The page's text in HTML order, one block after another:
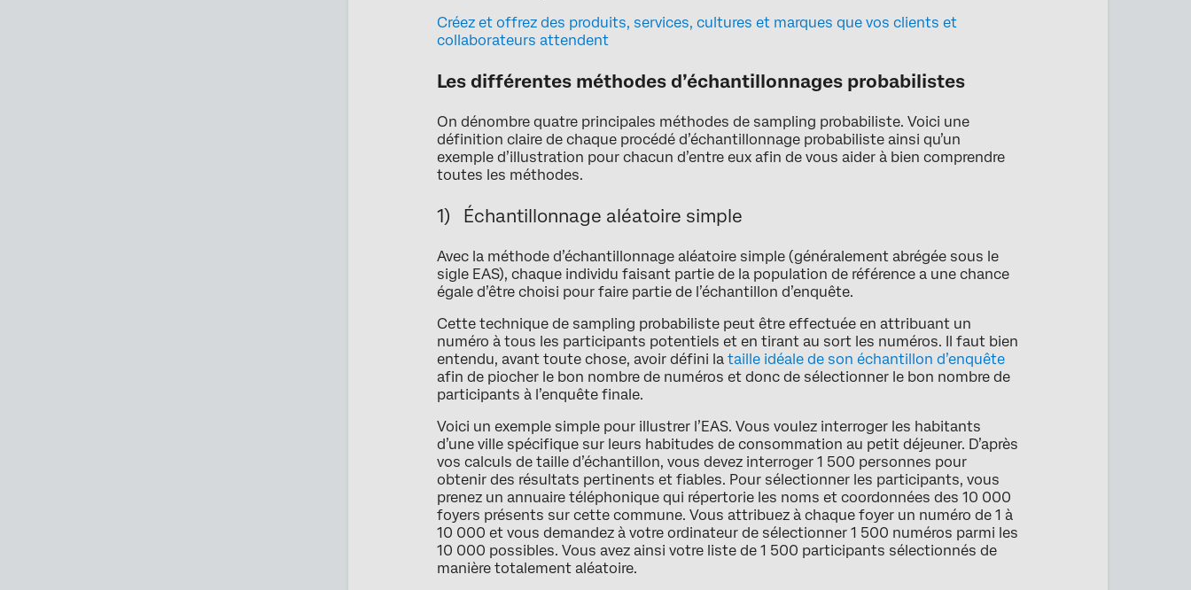
Créez et offrez des produits, services, cultures et marques que vos clients et
collaborateurs attendent
Les différentes méthodes d’échantillonnages probabilistes
On dénombre quatre principales méthodes de sampling probabiliste. Voici une
définition claire de chaque procédé d’échantillonnage probabiliste ainsi qu’un
exemple d’illustration pour chacun d’entre eux afin de vous aider à bien comprendre
toutes les méthodes.
1) Échantillonnage aléatoire simple
Avec la méthode d’échantillonnage aléatoire simple (généralement abrégée sous le
sigle EAS), chaque individu faisant partie de la population de référence a une chance
égale d’être choisi pour faire partie de l’échantillon d’enquête.
Cette technique de sampling probabiliste peut être effectuée en attribuant un
numéro à tous les participants potentiels et en tirant au sort les numéros. Il faut bien
entendu, avant toute chose, avoir défini la taille idéale de son échantillon d’enquête
afin de piocher le bon nombre de numéros et donc de sélectionner le bon nombre de
participants à l’enquête finale.
Voici un exemple simple pour illustrer l’EAS. Vous voulez interroger les habitants
d’une ville spécifique sur leurs habitudes de consommation au petit déjeuner. D’après
vos calculs de taille d’échantillon, vous devez interroger 1 500 personnes pour
obtenir des résultats pertinents et fiables. Pour sélectionner les participants, vous
prenez un annuaire téléphonique qui répertorie les noms et coordonnées des 10 000
foyers présents sur cette commune. Vous attribuez à chaque foyer un numéro de 1 à
10 000 et vous demandez à votre ordinateur de sélectionner 1 500 numéros parmi les
10 000 possibles. Vous avez ainsi votre liste de 1 500 participants sélectionnés de
manière totalement aléatoire.